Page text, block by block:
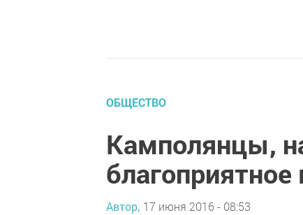
ОБЩЕСТВО
Камполянцы,
Автор, 17 июня 2016 - 08:53